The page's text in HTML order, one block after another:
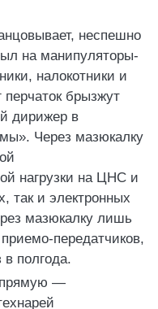
неспешно
на манипуляторы-
налокотники и
брызжут
дирижер в
Через мазюкалку
нагрузки на ЦНС и
так и электронных
мазюкалку лишь
передатчиков,
в полгода.
—